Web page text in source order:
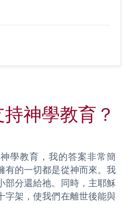
神學教育？
學教育，我的答案非常簡
有的一切都是從神而來。我
部分還給祂。同時，主耶穌
字架，使我們在離世後能與